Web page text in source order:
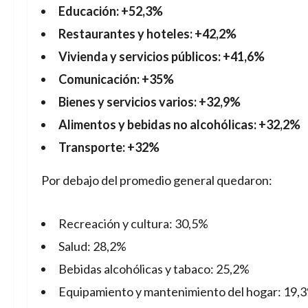
Educación: +52,3%
Restaurantes y hoteles: +42,2%
Vivienda y servicios públicos: +41,6%
Comunicación: +35%
Bienes y servicios varios: +32,9%
Alimentos y bebidas no alcohólicas: +32,2%
Transporte: +32%
Por debajo del promedio general quedaron:
Recreación y cultura: 30,5%
Salud: 28,2%
Bebidas alcohólicas y tabaco: 25,2%
Equipamiento y mantenimiento del hogar: